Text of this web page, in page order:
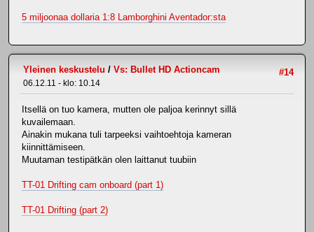
5 miljoonaa dollaria 1:8 Lamborghini Aventador:sta
#14
Yleinen keskustelu / Vs: Bullet HD Actioncam
06.12.11 - klo: 10.14
Itsellä on tuo kamera, mutten ole paljoa kerinnyt sillä
kuvailemaan.
Ainakin mukana tuli tarpeeksi vaihtoehtoja kameran
kiinnittämiseen.
Muutaman testipätkän olen laittanut tuubiin
TT-01 Drifting cam onboard (part 1)
TT-01 Drifting (part 2)